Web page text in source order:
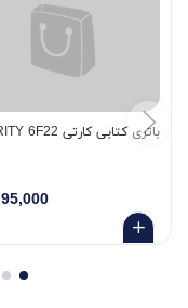
باتری کتابی کارتی VERITY 6F22
95,000